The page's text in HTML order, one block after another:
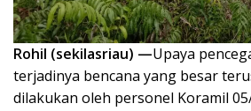
Rohil (sekilasriau) —Upaya
terjadinya bencana yang besar
dilakukan oleh personel Koramil